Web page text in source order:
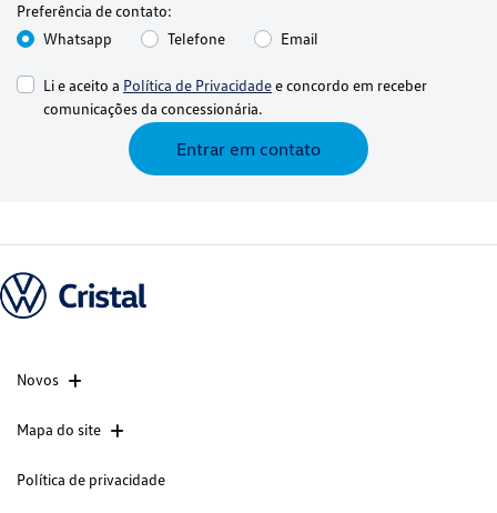
Preferência de contato:
Whatsapp
Telefone Email
Li e aceito a Política de Privacidadee concordo em receber
comunicações da concessionária.
Entrar em contato
Novos
Mapa do site
Política de privacidade